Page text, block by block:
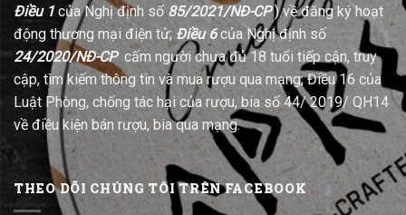
Điều 1của Nghị định số 85/2021/NĐ-CP) về đăng ký hoạt
động thương mại điện tử; Điều 6của Nghị định số
24/2020/NĐ-CPcấm người chưa đủ 18 tuổi tiếp cận, truy
cập, tìm kiếm thông tin và mua rượu qua mạng; Điều 16 của
Luật Phòng, chống tác hại của rượu, bia số 44/ 2019/ QH14
về điều kiện bán rượu, bia qua mạng.
THEO DÕI CHÚNG TÔI TRÊN FACEBOOK